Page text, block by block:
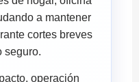
a mantener
cortes breves
seguro.
operación